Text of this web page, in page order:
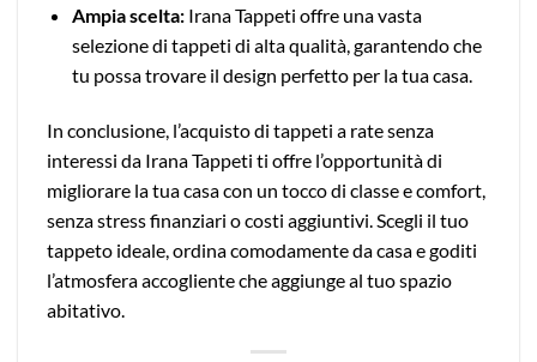
Ampia scelta:Irana Tappeti offre una vasta
selezione di tappeti di alta qualità, garantendo che
tu possa trovare il design perfetto per la tua casa.
In conclusione, l’acquisto di tappeti a rate senza
interessi da Irana Tappeti ti offre l’opportunità di
migliorare la tua casa con un tocco di classe e comfort,
senza stress finanziari o costi aggiuntivi. Scegli il tuo
tappeto ideale, ordina comodamente da casa e goditi
l’atmosfera accogliente che aggiunge al tuo spazio
abitativo.